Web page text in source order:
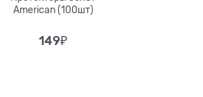
American (100шт)
149₽